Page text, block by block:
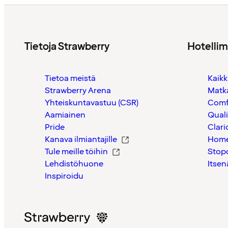
Tietoja Strawberry
Tietoa meistä
Strawberry Arena
Yhteiskuntavastuu (CSR)
Aamiainen
Pride
Kanava ilmiantajille
Tule meille töihin
Lehdistöhuone
Inspiroidu